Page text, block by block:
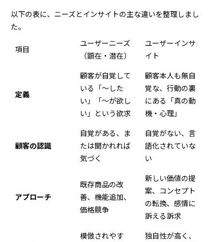
以下の表に、ニーズとインサイトの主な違いを整理しまし
た。
項目
ユーザーニーズ
（顕在・潜在）
ユーザーインサ
イト
定義
顧客が自覚して
いる「〜した
い」「〜が欲し
い」という欲求
顧客本人も無自
覚な、行動の裏
にある「真の動
機・心理」
顧客の認識
自覚がある、ま
たは聞かれれば
気づく
自覚がない、言
語化されていな
い
アプローチ
既存商品の改
善、機能追加、
価格競争
新しい価値の提
案、コンセプト
の転換、感情に
訴える訴求
模倣されやす
独自性が高く、